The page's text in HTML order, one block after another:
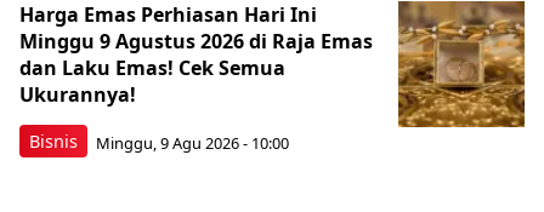
Bisnis
Harga Emas Perhiasan Hari Ini
Minggu 9 Agustus 2026 di Raja Emas
dan Laku Emas! Cek Semua
Ukurannya!
Minggu, 9 Agu 2026 - 10:00